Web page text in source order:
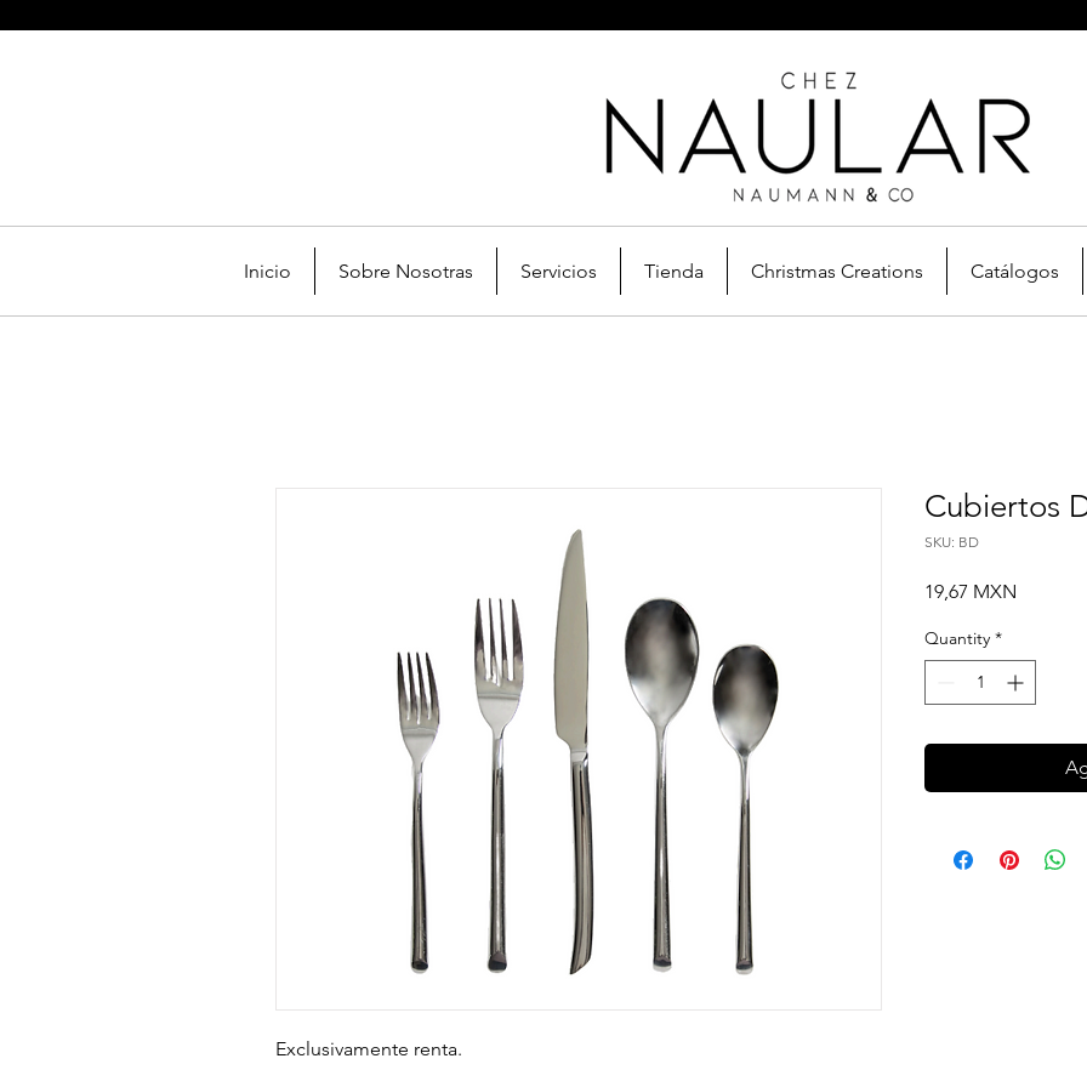
Inicio Sobre Nosotras Servicios Tienda Christmas Creations Catálogos
Exclusivamente renta.
Cubiertos
SKU: BD
19,67 MXN
Quantity *